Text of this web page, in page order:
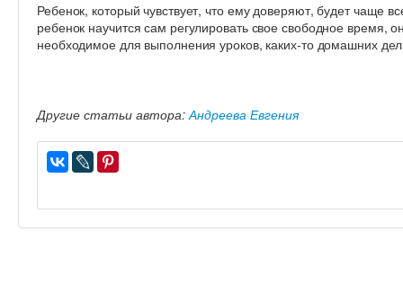
Ребенок, который чувствует, что ему доверяют, будет чаще
ребенок научится сам регулировать свое свободное время,
необходимое для выполнения уроков, каких-то домашних
Другие статьи автора:Андреева Евгения